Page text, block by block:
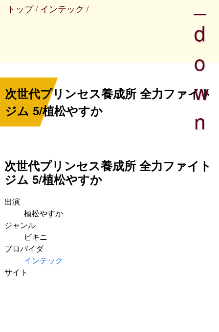
d
o
w
n
次世代プリンセス養成所 全力ファイト
ジム 5/植松やすか
次世代プリンセス養成所 全力ファイト
ジム 5/植松やすか
出演
植松やすか
ジャンル
ビキニ
プロバイダ
インテック
サイト
トップ / インテック /